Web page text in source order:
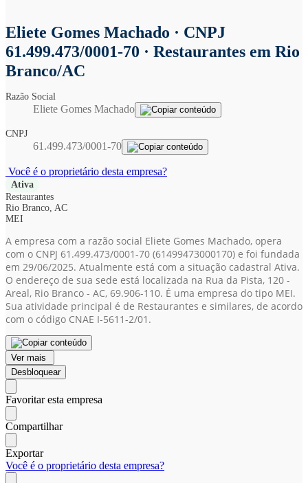
Eliete Gomes Machado · CNPJ
61.499.473/0001-70 · Restaurantes em Rio
Branco/AC
Razão Social
Eliete Gomes Machado
CNPJ
61.499.473/0001-70
Você é o proprietário desta empresa?
Ativa
Restaurantes
Rio Branco, AC
MEI
A empresa com a razão social Eliete Gomes Machado, opera
com o CNPJ 61.499.473/0001-70 (61499473000170) e foi fundada
em 29/06/2025. Atualmente está com a situação cadastral Ativa.
O endereço de sua sede está localizada na Rua da Pista, 120 -
Areal, Rio Branco - AC, 69.906-110. É uma empresa do tipo MEI.
Sua atividade principal é de Restaurantes e similares, de acordo
com o código CNAE I-5611-2/01.
Ver mais
Desbloquear
Favoritar esta empresa
Compartilhar
Exportar
Você é o proprietário desta empresa?